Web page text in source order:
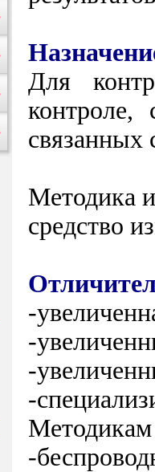
Для
контроле,
Методика
средство
-
-
-
-
Методикам
-